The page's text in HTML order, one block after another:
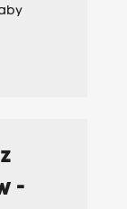
-